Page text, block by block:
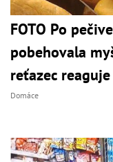
FOTO Po
pobehovala
reťazec reaguje
Domáce